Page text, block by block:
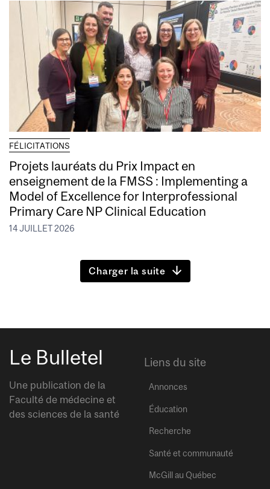
FÉLICITATIONS
Projets lauréats du Prix Impact en
enseignement de la FMSS : Implementing a
Model of Excellence for Interprofessional
Primary Care NP Clinical Education
14 JUILLET 2026
Charger la suite
Le Bulletel
Une publication de la
Faculté de médecine et
des sciences de la santé
Liens du site
Annonces
Éducation
Recherche
Santé et communauté
McGill au Québec